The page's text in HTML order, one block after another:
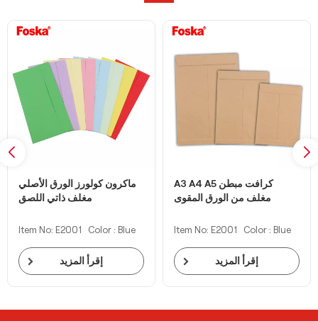
ماكرون كولورز الورق الأصلي
مغلف ذاتي اللصق
Item No: E2001 Color : Blue
إقرأ المزيد
A3 A4 A5 كرافت مبطن
مغلف من الورق المقوى
Item No: E2001 Color : Blue
إقرأ المزيد